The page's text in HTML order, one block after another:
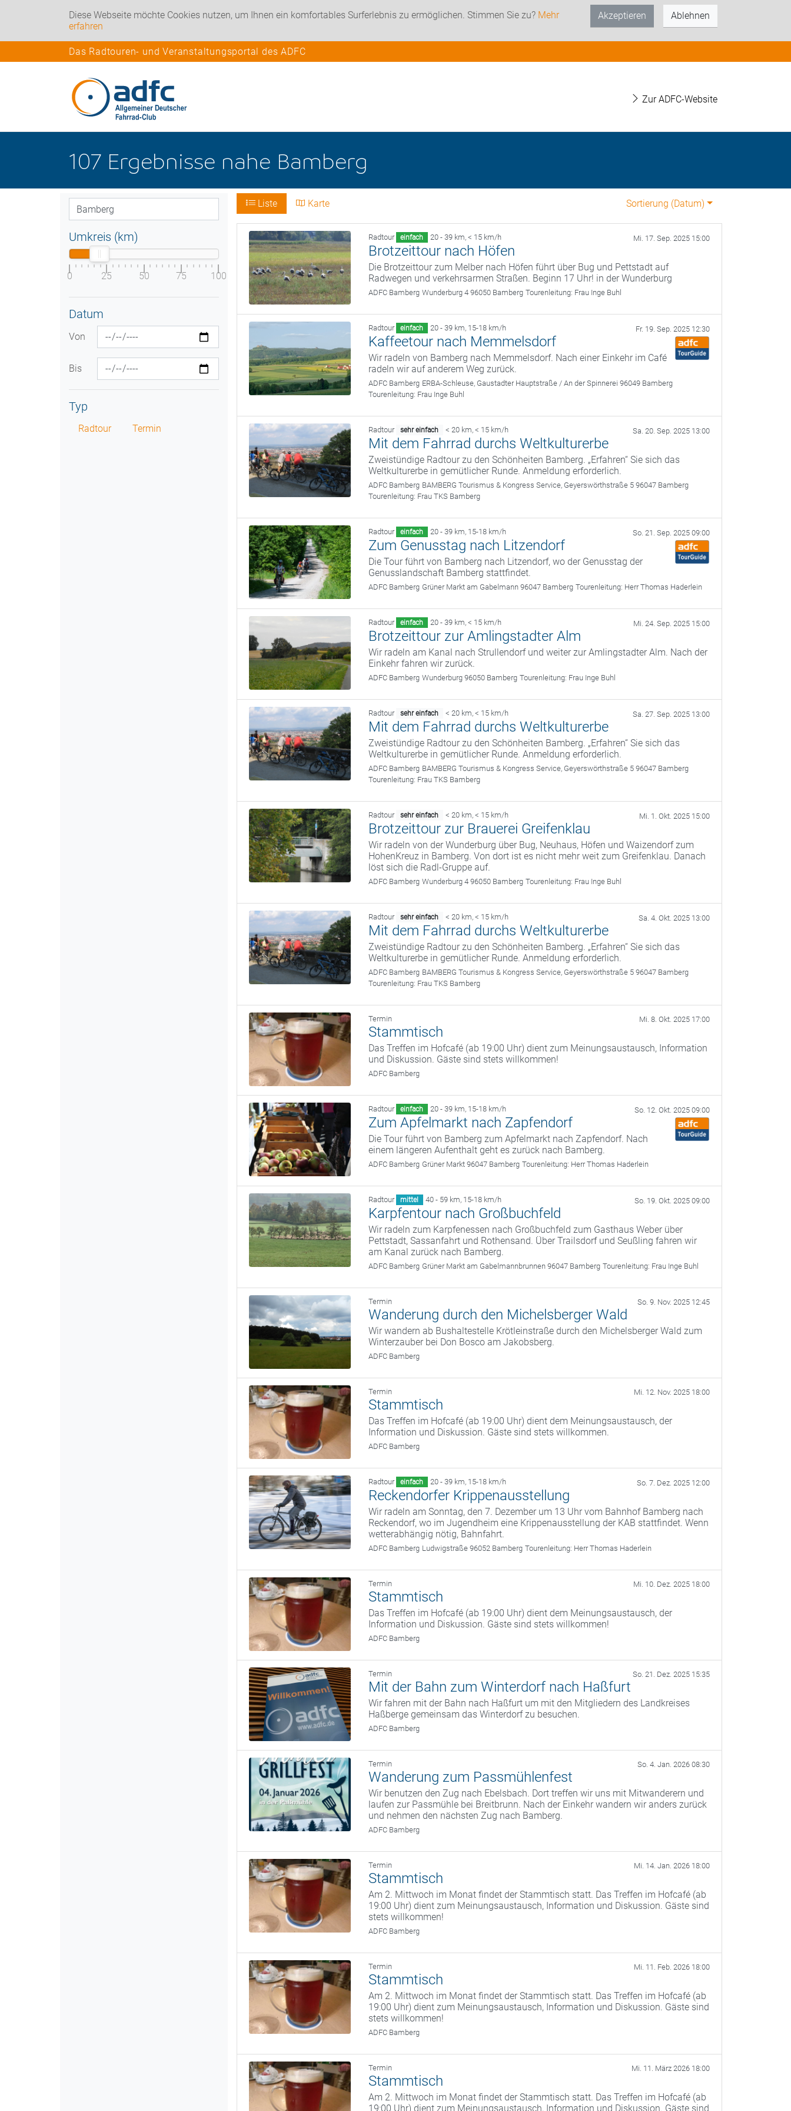
Diese Webseite möchte Cookies nutzen, um Ihnen ein komfortables Surferlebnis zu ermöglichen. Stimmen Sie zu? Mehr
erfahren
Akzeptieren Ablehnen
Das Radtouren- und Veranstaltungsportal des ADFC
Zur ADFC-Website
107 Ergebnisse nahe Bamberg
Umkreis (km)
0 25 50 75 100
Datum
Von
Bis
Typ
Radtour Termin
Liste Karte Sortierung (Datum)
Radtour einfach 20 - 39 km, < 15 km/h Mi. 17. Sep. 2025 15:00
Brotzeittour nach Höfen
Die Brotzeittour zum Melber nach Höfen führt über Bug und Pettstadt auf
Radwegen und verkehrsarmen Straßen. Beginn 17 Uhr! in der Wunderburg
ADFC Bamberg Wunderburg 4 96050 Bamberg Tourenleitung: Frau Inge Buhl
Radtour einfach 20 - 39 km, 15-18 km/h Fr. 19. Sep. 2025 12:30
Kaffeetour nach Memmelsdorf
Wir radeln von Bamberg nach Memmelsdorf. Nach einer Einkehr im Café
radeln wir auf anderem Weg zurück.
ADFC Bamberg ERBA-Schleuse, Gaustadter Hauptstraße / An der Spinnerei 96049 Bamberg
Tourenleitung: Frau Inge Buhl
Radtour sehr einfach < 20 km, < 15 km/h Sa. 20. Sep. 2025 13:00
Mit dem Fahrrad durchs Weltkulturerbe
Zweistündige Radtour zu den Schönheiten Bamberg. „Erfahren“ Sie sich das
Weltkulturerbe in gemütlicher Runde. Anmeldung erforderlich.
ADFC Bamberg BAMBERG Tourismus & Kongress Service, Geyerswörthstraße 5 96047 Bamberg
Tourenleitung: Frau TKS Bamberg
Radtour einfach 20 - 39 km, 15-18 km/h So. 21. Sep. 2025 09:00
Zum Genusstag nach Litzendorf
Die Tour führt von Bamberg nach Litzendorf, wo der Genusstag der
Genusslandschaft Bamberg stattfindet.
ADFC Bamberg Grüner Markt am Gabelmann 96047 Bamberg Tourenleitung: Herr Thomas Haderlein
Radtour einfach 20 - 39 km, < 15 km/h Mi. 24. Sep. 2025 15:00
Brotzeittour zur Amlingstadter Alm
Wir radeln am Kanal nach Strullendorf und weiter zur Amlingstadter Alm. Nach der
Einkehr fahren wir zurück.
ADFC Bamberg Wunderburg 96050 Bamberg Tourenleitung: Frau Inge Buhl
Radtour sehr einfach < 20 km, < 15 km/h Sa. 27. Sep. 2025 13:00
Mit dem Fahrrad durchs Weltkulturerbe
Zweistündige Radtour zu den Schönheiten Bamberg. „Erfahren“ Sie sich das
Weltkulturerbe in gemütlicher Runde. Anmeldung erforderlich.
ADFC Bamberg BAMBERG Tourismus & Kongress Service, Geyerswörthstraße 5 96047 Bamberg
Tourenleitung: Frau TKS Bamberg
Radtour sehr einfach < 20 km, < 15 km/h Mi. 1. Okt. 2025 15:00
Brotzeittour zur Brauerei Greifenklau
Wir radeln von der Wunderburg über Bug, Neuhaus, Höfen und Waizendorf zum
HohenKreuz in Bamberg. Von dort ist es nicht mehr weit zum Greifenklau. Danach
löst sich die Radl-Gruppe auf.
ADFC Bamberg Wunderburg 4 96050 Bamberg Tourenleitung: Frau Inge Buhl
Radtour sehr einfach < 20 km, < 15 km/h Sa. 4. Okt. 2025 13:00
Mit dem Fahrrad durchs Weltkulturerbe
Zweistündige Radtour zu den Schönheiten Bamberg. „Erfahren“ Sie sich das
Weltkulturerbe in gemütlicher Runde. Anmeldung erforderlich.
ADFC Bamberg BAMBERG Tourismus & Kongress Service, Geyerswörthstraße 5 96047 Bamberg
Tourenleitung: Frau TKS Bamberg
Termin Mi. 8. Okt. 2025 17:00
Stammtisch
Das Treffen im Hofcafé (ab 19:00 Uhr) dient zum Meinungsaustausch, Information
und Diskussion. Gäste sind stets willkommen!
ADFC Bamberg
Radtour einfach 20 - 39 km, 15-18 km/h So. 12. Okt. 2025 09:00
Zum Apfelmarkt nach Zapfendorf
Die Tour führt von Bamberg zum Apfelmarkt nach Zapfendorf. Nach
einem längeren Aufenthalt geht es zurück nach Bamberg.
ADFC Bamberg Grüner Markt 96047 Bamberg Tourenleitung: Herr Thomas Haderlein
Radtour mittel 40 - 59 km, 15-18 km/h So. 19. Okt. 2025 09:00
Karpfentour nach Großbuchfeld
Wir radeln zum Karpfenessen nach Großbuchfeld zum Gasthaus Weber über
Pettstadt, Sassanfahrt und Rothensand. Über Trailsdorf und Seußling fahren wir
am Kanal zurück nach Bamberg.
ADFC Bamberg Grüner Markt am Gabelmannbrunnen 96047 Bamberg Tourenleitung: Frau Inge Buhl
Termin So. 9. Nov. 2025 12:45
Wanderung durch den Michelsberger Wald
Wir wandern ab Bushaltestelle Krötleinstraße durch den Michelsberger Wald zum
Winterzauber bei Don Bosco am Jakobsberg.
ADFC Bamberg
Termin Mi. 12. Nov. 2025 18:00
Stammtisch
Das Treffen im Hofcafé (ab 19:00 Uhr) dient dem Meinungsaustausch, der
Information und Diskussion. Gäste sind stets willkommen.
ADFC Bamberg
Radtour einfach 20 - 39 km, 15-18 km/h So. 7. Dez. 2025 12:00
Reckendorfer Krippenausstellung
Wir radeln am Sonntag, den 7. Dezember um 13 Uhr vom Bahnhof Bamberg nach
Reckendorf, wo im Jugendheim eine Krippenausstellung der KAB stattfindet. Wenn
wetterabhängig nötig, Bahnfahrt.
ADFC Bamberg Ludwigstraße 96052 Bamberg Tourenleitung: Herr Thomas Haderlein
Termin Mi. 10. Dez. 2025 18:00
Stammtisch
Das Treffen im Hofcafé (ab 19:00 Uhr) dient dem Meinungsaustausch, der
Information und Diskussion. Gäste sind stets willkommen!
ADFC Bamberg
Termin So. 21. Dez. 2025 15:35
Mit der Bahn zum Winterdorf nach Haßfurt
Wir fahren mit der Bahn nach Haßfurt um mit den Mitgliedern des Landkreises
Haßberge gemeinsam das Winterdorf zu besuchen.
ADFC Bamberg
Termin So. 4. Jan. 2026 08:30
Wanderung zum Passmühlenfest
Wir benutzen den Zug nach Ebelsbach. Dort treffen wir uns mit Mitwanderern und
laufen zur Passmühle bei Breitbrunn. Nach der Einkehr wandern wir anders zurück
und nehmen den nächsten Zug nach Bamberg.
ADFC Bamberg
Termin Mi. 14. Jan. 2026 18:00
Stammtisch
Am 2. Mittwoch im Monat findet der Stammtisch statt. Das Treffen im Hofcafé (ab
19:00 Uhr) dient zum Meinungsaustausch, Information und Diskussion. Gäste sind
stets willkommen!
ADFC Bamberg
Termin Mi. 11. Feb. 2026 18:00
Stammtisch
Am 2. Mittwoch im Monat findet der Stammtisch statt. Das Treffen im Hofcafé (ab
19:00 Uhr) dient zum Meinungsaustausch, Information und Diskussion. Gäste sind
stets willkommen!
ADFC Bamberg
Termin Mi. 11. März 2026 18:00
Stammtisch
Am 2. Mittwoch im Monat findet der Stammtisch statt. Das Treffen im Hofcafé (ab
19:00 Uhr) dient zum Meinungsaustausch, Information und Diskussion. Gäste sind